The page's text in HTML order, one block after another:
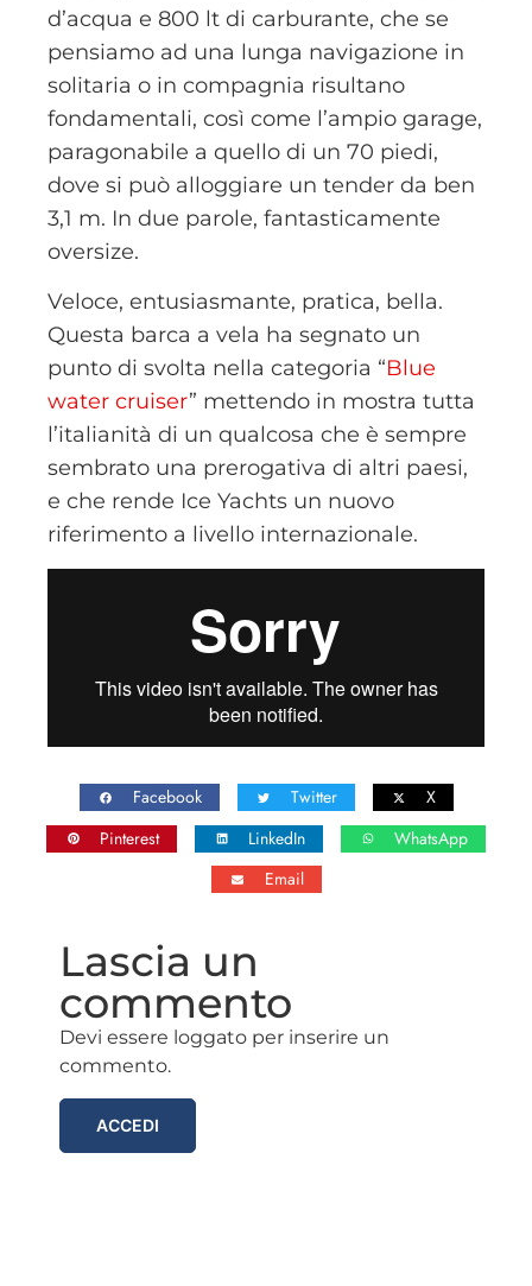
d’acqua e 800 lt di carburante, che se
pensiamo ad una lunga navigazione in
solitaria o in compagnia risultano
fondamentali, così come l’ampio garage,
paragonabile a quello di un 70 piedi,
dove si può alloggiare un tender da ben
3,1 m. In due parole, fantasticamente
oversize.
Veloce, entusiasmante, pratica, bella.
Questa barca a vela ha segnato un
punto di svolta nella categoria “Blue
water cruiser” mettendo in mostra tutta
l’italianità di un qualcosa che è sempre
sembrato una prerogativa di altri paesi,
e che rende Ice Yachts un nuovo
riferimento a livello internazionale.
Facebook Twitter
X
Pinterest
LinkedIn
WhatsApp
Email
Lascia un
commento
Devi essere loggato per inserire un
commento.
ACCEDI